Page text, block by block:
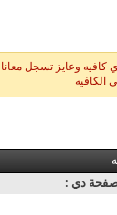
كافيه وعايز تسجل
الكافيه
دي :